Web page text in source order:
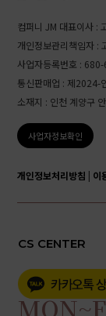
컴퍼니 JM 대표이사 :
개인정보관리책임자 :
사업자등록번호 :
통신판매업 : 제2024-
소재지 : 인천 계양구
사업자정보확인
개인정보처리방침 | 이
CS CENTER